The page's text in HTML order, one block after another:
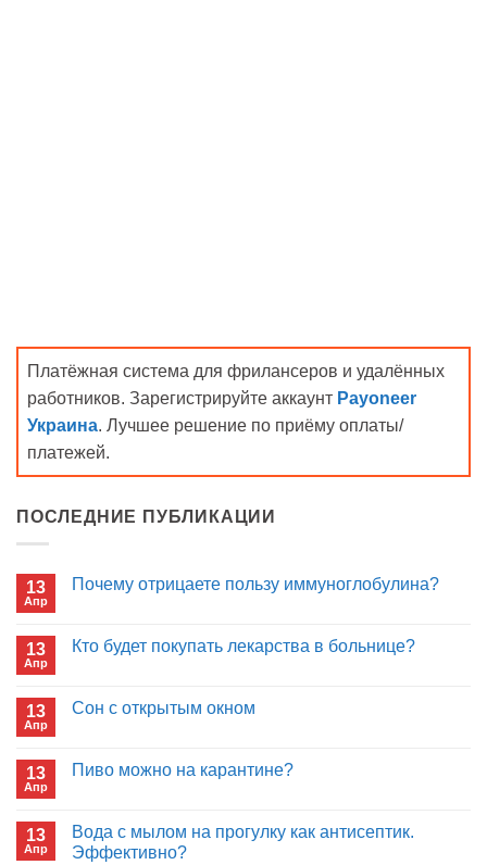
Платёжная система для фрилансеров и удалённых
работников. Зарегистрируйте аккаунт Payoneer
Украина. Лучшее решение по приёму оплаты/
платежей.
ПОСЛЕДНИЕ ПУБЛИКАЦИИ
13
Апр
Почему отрицаете пользу иммуноглобулина?
Почему
13
Апр
Кто будет покупать лекарства в больнице?
Кто
в
13
Апр
Сон с открытым окном
Сон
13
Апр
Пиво можно на карантине?
Пиво
можно
13
Апр
Вода с мылом на прогулку как антисептик.
Эффективно?